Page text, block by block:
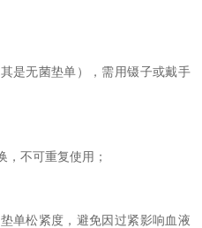
无菌垫单），需用镊子或戴手
不可重复使用；
松紧度，避免因过紧影响血液